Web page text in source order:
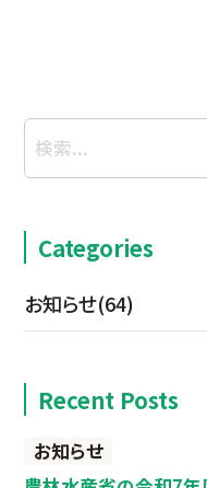
Categories
お知らせ(64)
Recent Posts
お知らせ